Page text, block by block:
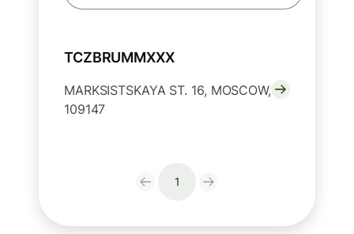
TCZBRUMMXXX
MARKSISTSKAYA ST. 16, MOSCOW,
109147
1